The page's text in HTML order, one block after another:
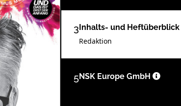
3Inhalts- und Heftüberblick
Redaktion
5NSK Europe GmbH